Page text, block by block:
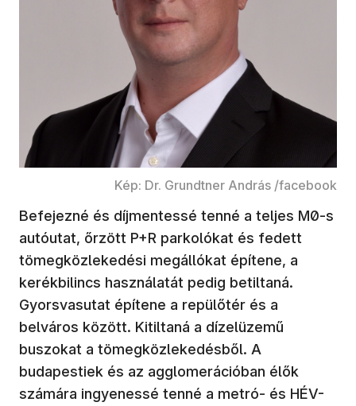
Kép: Dr. Grundtner András /facebook
Befejezné és díjmentessé tenné a teljes M0-s
autóutat, őrzött P+R parkolókat és fedett
tömegközlekedési megállókat építene, a
kerékbilincs használatát pedig betiltaná.
Gyorsvasutat építene a repülőtér és a
belváros között. Kitiltaná a dízelüzemű
buszokat a tömegközlekedésből. A
budapestiek és az agglomerációban élők
számára ingyenessé tenné a metró- és HÉV-